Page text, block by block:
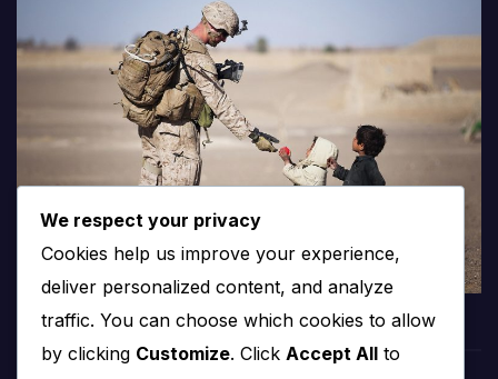
We respect your privacy
Cookies help us improve your experience,
deliver personalized content, and analyze
traffic. You can choose which cookies to allow
by clicking Customize. Click Accept All to